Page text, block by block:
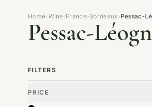
Home›Wine›France›Bordeaux ›Pessac-
Pessac-
FILTERS
PRICE